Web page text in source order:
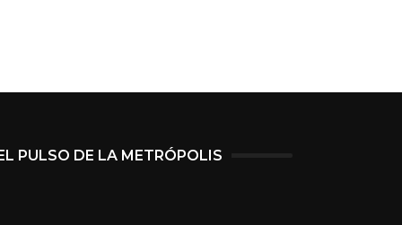
PULSO DE LA METRÓPOLIS